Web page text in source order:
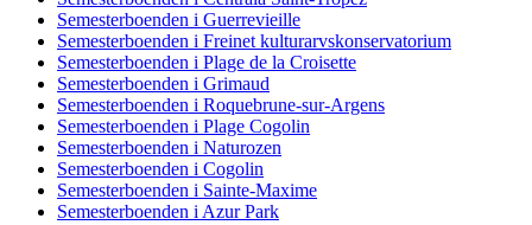
Semesterboenden i Guerrevieille
Semesterboenden i Freinet kulturarvskonservatorium
Semesterboenden i Plage de la Croisette
Semesterboenden i Grimaud
Semesterboenden i Roquebrune-sur-Argens
Semesterboenden i Plage Cogolin
Semesterboenden i Naturozen
Semesterboenden i Cogolin
Semesterboenden i Sainte-Maxime
Semesterboenden i Azur Park